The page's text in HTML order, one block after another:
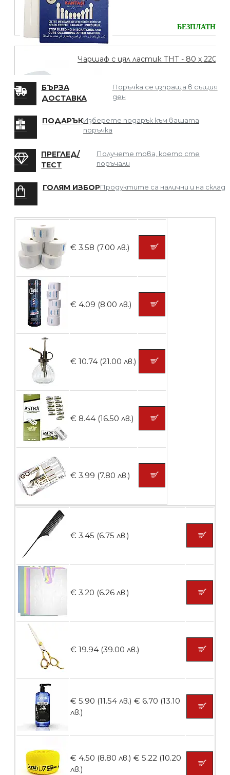
БЕЗПЛАТНО
Чаршаф с цял ластик ТНТ - 80 х 220
Четка за боядисване
броя
Контейнери за сваляне на гел лак 5
броя
Ваничка за маникюр BMSPA1C
БЕЗПЛАТНО
Пила тип ренде
БЕЗПЛАТНО
Пила тип ренде 2в1
БЪРЗА
ДОСТАВКА
Поръчка се изпраща в същия
ден
ПОДАРЪКИзберете подарък към вашата
поръчка
ПРЕГЛЕД/
ТЕСТ
Получете това, което сте
поръчали
ГОЛЯМ ИЗБОРПродуктите са налични и на склад
€ 3.58 (7.00 лв.)
€ 4.09 (8.00 лв.)
€ 10.74 (21.00 лв.)
€ 8.44 (16.50 лв.)
€ 3.99 (7.80 лв.)
€ 3.45 (6.75 лв.)
€ 3.20 (6.26 лв.)
€ 19.94 (39.00 лв.)
€ 5.90 (11.54 лв.) € 6.70 (13.10
лв.)
€ 4.50 (8.80 лв.) € 5.22 (10.20
лв.)